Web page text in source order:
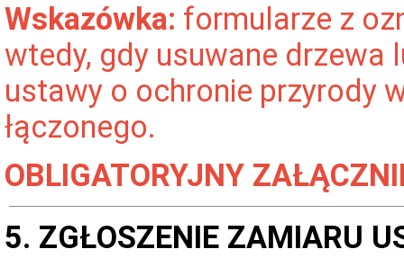
Wskazówka: formularze z
wtedy, gdy usuwane drzewa
ustawy o ochronie przyrody
łączonego.
OBLIGATORYJNY
5. ZGŁOSZENIE ZAMIARU